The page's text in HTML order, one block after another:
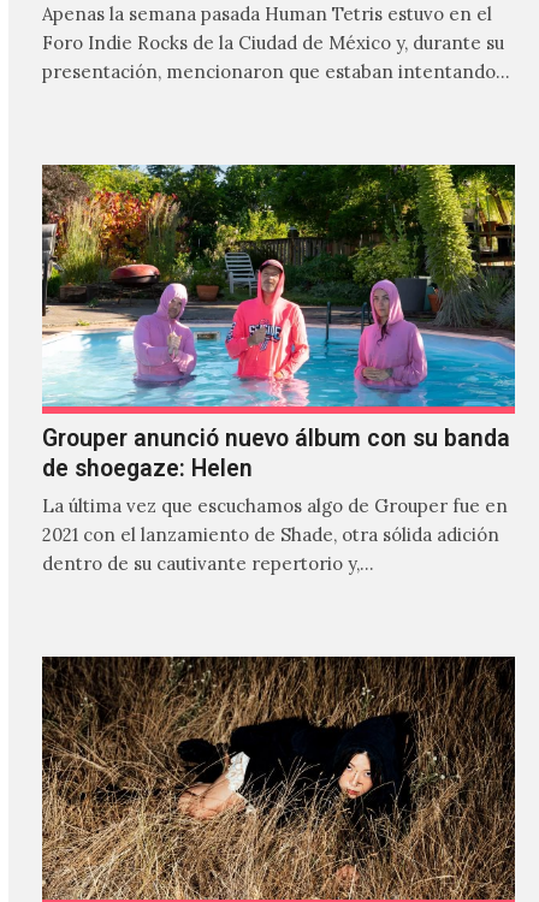
Apenas la semana pasada Human Tetris estuvo en el
Foro Indie Rocks de la Ciudad de México y, durante su
presentación, mencionaron que estaban intentando…
Grouper anunció nuevo álbum con su banda
de shoegaze: Helen
La última vez que escuchamos algo de Grouper fue en
2021 con el lanzamiento de Shade, otra sólida adición
dentro de su cautivante repertorio y,…